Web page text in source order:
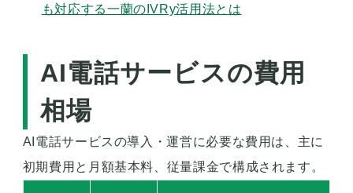
も対応する一蘭のIVRy活用法とは
AI電話サービスの費用
相場
AI電話サービスの導入・運営に必要な費用は、主に
初期費用と月額基本料、従量課金で構成されます。